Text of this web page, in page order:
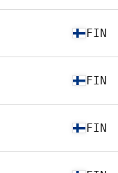
FIN
FIN
FIN